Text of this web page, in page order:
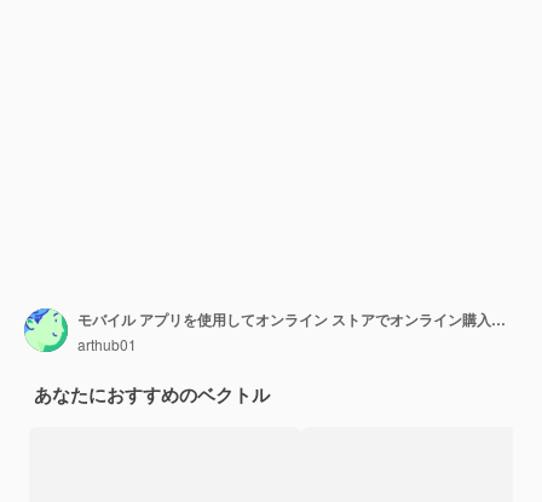
モバイル アプリを使用してオンライン ストアでオンライン購入を行う服を購入するために走っている若い女性バイヤーが服を選ぶフラット スタイルのビジネス イラスト紫色のベクトル
arthub01
あなたにおすすめのベクトル